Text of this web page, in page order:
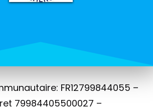
FR12799844055 –
79984405500027 –